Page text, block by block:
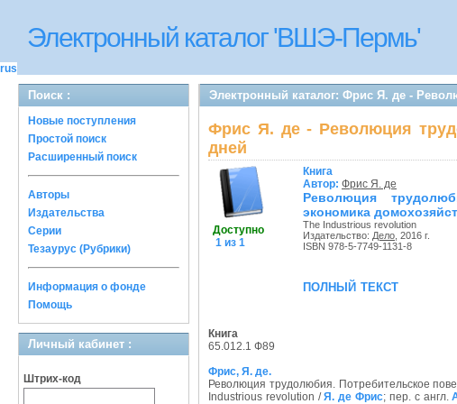
Электронный каталог 'ВШЭ-Пермь'
rus
Поиск :
Новые поступления
Простой поиск
Расширенный поиск
Авторы
Издательства
Серии
Тезаурус (Рубрики)
Информация о фонде
Помощь
Личный кабинет :
Штрих-код
Электронный каталог: Фрис Я. де -
Фрис Я. де - Революция
дней
Доступно
1 из 1
Книга
Автор: Фрис Я. де
Революция
экономика
The Industrious revolution
Издательство: Дело , 2016 г.
ISBN 978-5-7749-1131-8
полный текст
Книга
65.012.1 Ф89
Фрис, Я. де.
Революция трудолюбия. Потребительское
Industrious revolution /Я. де Фрис; пер. с англ.